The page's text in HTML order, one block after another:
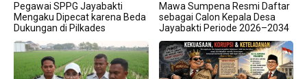
Pegawai SPPG Jayabakti
Mengaku Dipecat karena Beda
Dukungan di Pilkades
Mawa Sumpena Resmi Daftar
sebagai Calon Kepala Desa
Jayabakti Periode 2026–2034